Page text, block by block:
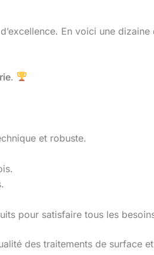
En voici une
.
et robuste.
pour satisfaire tous les
des traitements de surface